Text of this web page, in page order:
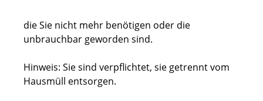
die Sie nicht mehr benötigen oder die
unbrauchbar geworden sind.
Hinweis: Sie sind verpflichtet, sie getrennt vom
Hausmüll entsorgen.